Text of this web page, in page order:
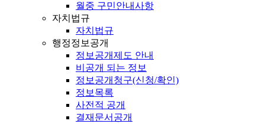
월중 구민안내사항
자치법규
자치법규
행정정보공개
정보공개제도 안내
비공개 되는 정보
정보공개청구(신청/확인)
정보목록
사전적 공개
결재문서공개